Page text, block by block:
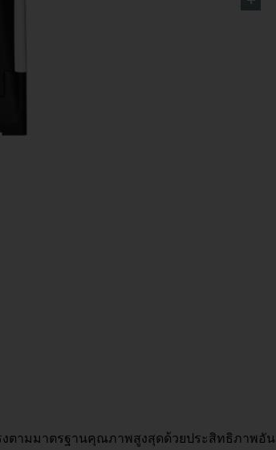
รงตามมาตรฐานคุณภาพสูงสุดด้วยประสิทธิภาพอัน